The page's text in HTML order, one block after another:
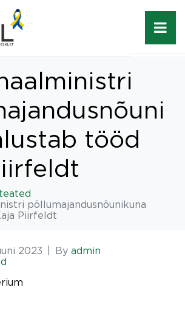
tööd
põllumajandusnõunikuna
Piirfeldt
2023 By admin